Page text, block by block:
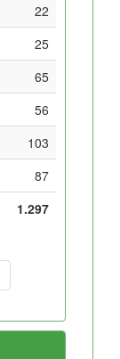
22
25
65
56
103
87
1.297